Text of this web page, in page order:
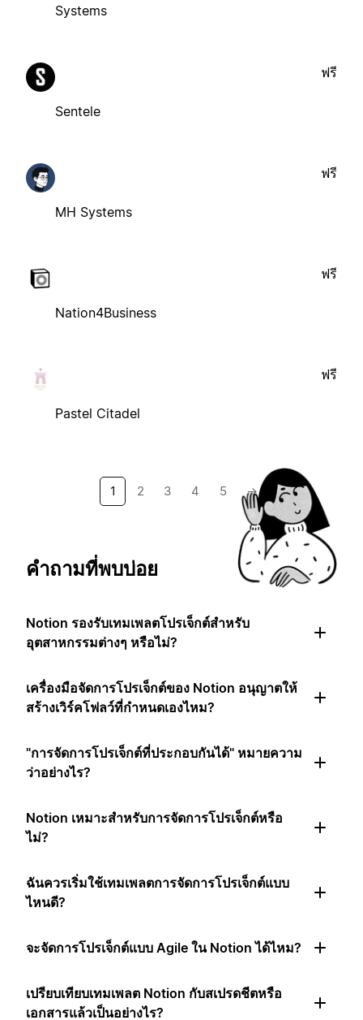
Systems
Sentele
ฟรี
MH Systems
ฟรี
Nation4Business
ฟรี
Pastel Citadel
ฟรี
1 2 3 4 5 →
คำถามที่พบบ่อย
Notion รองรับเทมเพลตโปรเจ็กต์สำหรับ
อุตสาหกรรมต่างๆ หรือไม่?
เครื่องมือจัดการโปรเจ็กต์ของ Notion อนุญาตให้
สร้างเวิร์คโฟลว์ที่กำหนดเองไหม?
"การจัดการโปรเจ็กต์ที่ประกอบกันได้" หมายความ
ว่าอย่างไร?
Notion เหมาะสำหรับการจัดการโปรเจ็กต์หรือ
ไม่?
ฉันควรเริ่มใช้เทมเพลตการจัดการโปรเจ็กต์แบบ
ไหนดี?
จะจัดการโปรเจ็กต์แบบ Agile ใน Notion ได้ไหม?
เปรียบเทียบเทมเพลต Notion กับสเปรดชีตหรือ
เอกสารแล้วเป็นอย่างไร?